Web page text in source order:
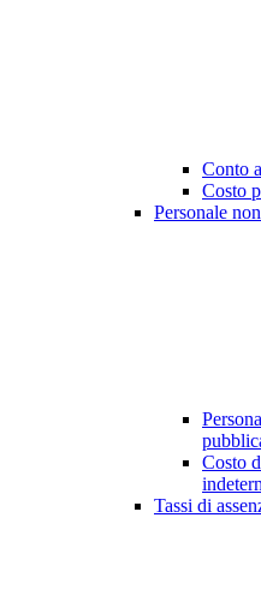
Conto
Costo
Personale
Costo
Tassi di